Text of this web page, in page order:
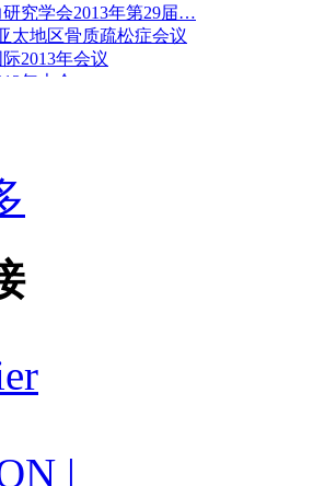
究学会2013年第29届…
太地区骨质疏松症会议
2013年会议
年大会
验的Meta分析
分析和TSA分析
Meta分析
综述实战经验分享
率资料的Meta分析